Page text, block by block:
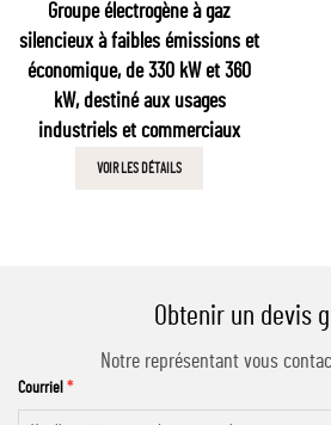
Groupe électrogène à gaz
silencieux à faibles émissions et
économique, de 330 kW et 360
kW, destiné aux usages
industriels et commerciaux
VOIR LES DÉTAILS
Obtenir un devis
Notre représentant vous
Courriel